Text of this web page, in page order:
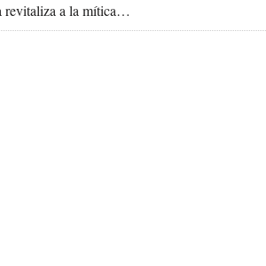
revitaliza a la mítica…